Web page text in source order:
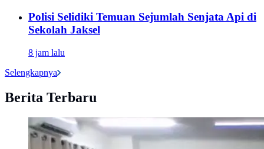
Polisi Selidiki Temuan Sejumlah Senjata Api di
Sekolah Jaksel
8 jam lalu
Selengkapnya
Berita Terbaru